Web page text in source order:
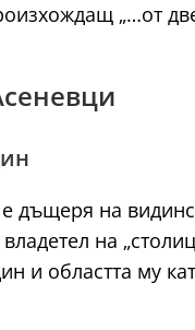
„…от
дъщеря на
на
и областта му